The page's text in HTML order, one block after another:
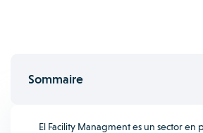
Sommaire
El Facility Managment es un sector en